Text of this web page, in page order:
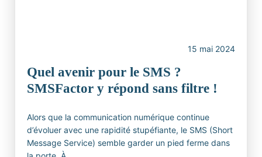
15 mai 2024
Quel avenir pour le SMS ?
SMSFactor y répond sans filtre !
Alors que la communication numérique continue
d’évoluer avec une rapidité stupéfiante, le SMS (Short
Message Service) semble garder un pied ferme dans